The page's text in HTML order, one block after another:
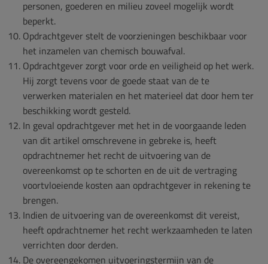
personen, goederen en milieu zoveel mogelijk wordt
beperkt.
Opdrachtgever stelt de voorzieningen beschikbaar voor
het inzamelen van chemisch bouwafval.
Opdrachtgever zorgt voor orde en veiligheid op het werk.
Hij zorgt tevens voor de goede staat van de te
verwerken materialen en het materieel dat door hem ter
beschikking wordt gesteld.
In geval opdrachtgever met het in de voorgaande leden
van dit artikel omschrevene in gebreke is, heeft
opdrachtnemer het recht de uitvoering van de
overeenkomst op te schorten en de uit de vertraging
voortvloeiende kosten aan opdrachtgever in rekening te
brengen.
Indien de uitvoering van de overeenkomst dit vereist,
heeft opdrachtnemer het recht werkzaamheden te laten
verrichten door derden.
De overeengekomen uitvoeringstermijn van de